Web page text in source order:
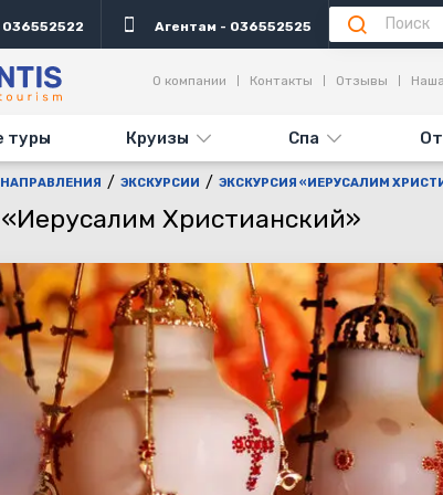
Агентам - 036552525
туры Круизы Спа
О компании Контакты Отзывы
ЭКСКУРСИИ ЭКСКУРСИЯ «ИЕРУСАЛИМ
Христианский»
Дни выезда Информация Достопримечательности